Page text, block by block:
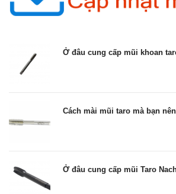
Ở đâu cung cấp mũi khoan
Cách mài mũi taro mà bạn
Ở đâu cung cấp mũi Taro